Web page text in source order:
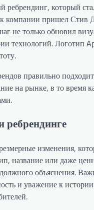
который
компании пришел Стив
не только обновил
технологий. Логотип
правильно
на рынке, в то время
ребрендинге
изменения,
название или даже
объяснения.
и уважение к